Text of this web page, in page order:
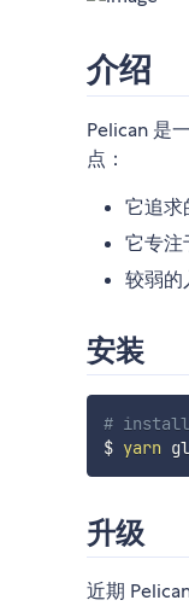
介绍
Pelican 是
点：
它追求
它专注
较弱的
安装
# install
$ yarn
升级
近期